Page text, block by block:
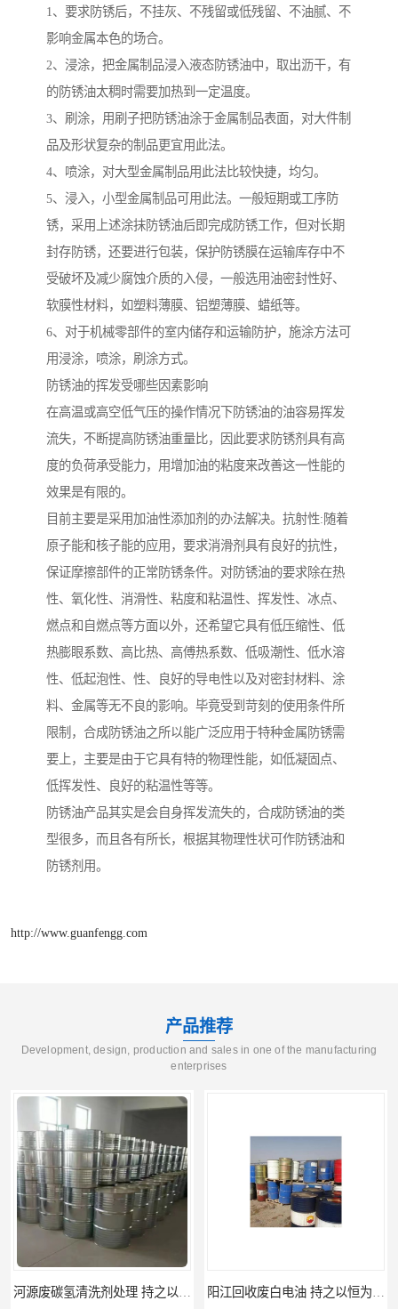
1、要求防锈后，不挂灰、不残留或低残留、不油腻、不
影响金属本色的场合。
2、浸涂，把金属制品浸入液态防锈油中，取出沥干，有
的防锈油太稠时需要加热到一定温度。
3、刷涂，用刷子把防锈油涂于金属制品表面，对大件制
品及形状复杂的制品更宜用此法。
4、喷涂，对大型金属制品用此法比较快捷，均匀。
5、浸入，小型金属制品可用此法。一般短期或工序防
锈，采用上述涂抹防锈油后即完成防锈工作，但对长期
封存防锈，还要进行包装，保护防锈膜在运输库存中不
受破坏及减少腐蚀介质的入侵，一般选用油密封性好、
软膜性材料，如塑料薄膜、铝塑薄膜、蜡纸等。
6、对于机械零部件的室内储存和运输防护，施涂方法可
用浸涂，喷涂，刷涂方式。
防锈油的挥发受哪些因素影响
在高温或高空低气压的操作情况下防锈油的油容易挥发
流失，不断提高防锈油重量比，因此要求防锈剂具有高
度的负荷承受能力，用增加油的粘度来改善这一性能的
效果是有限的。
目前主要是采用加油性添加剂的办法解决。抗射性:随着
原子能和核子能的应用，要求消滑剂具有良好的抗性，
保证摩擦部件的正常防锈条件。对防锈油的要求除在热
性、氧化性、消滑性、粘度和粘温性、挥发性、冰点、
燃点和自燃点等方面以外，还希望它具有低压缩性、低
热膨眼系数、高比热、高傅热系数、低吸潮性、低水溶
性、低起泡性、性、良好的导电性以及对密封材料、涂
料、金属等无不良的影响。毕竟受到苛刻的使用条件所
限制，合成防锈油之所以能广泛应用于特种金属防锈需
要上，主要是由于它具有特的物理性能，如低凝固点、
低挥发性、良好的粘温性等等。
防锈油产品其实是会自身挥发流失的，合成防锈油的类
型很多，而且各有所长，根据其物理性状可作防锈油和
防锈剂用。
http://www.guanfengg.com
产品推荐
Development, design, production and sales in one of the manufacturing
enterprises